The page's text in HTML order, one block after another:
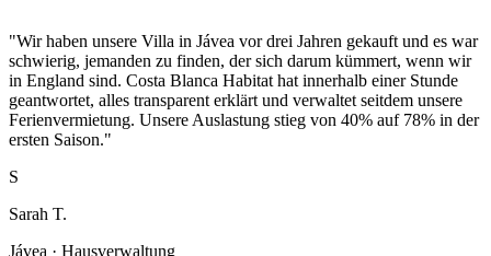
"Wir haben unsere Villa in Jávea vor drei Jahren gekauft und es war
schwierig, jemanden zu finden, der sich darum kümmert, wenn wir
in England sind. Costa Blanca Habitat hat innerhalb einer Stunde
geantwortet, alles transparent erklärt und verwaltet seitdem unsere
Ferienvermietung. Unsere Auslastung stieg von 40% auf 78% in der
ersten Saison."
S
Sarah T.
Jávea · Hausverwaltung